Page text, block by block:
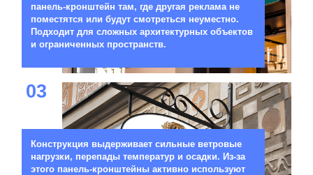
панель-кронштейн там, где другая реклама не
поместятся или будут смотреться неуместно.
Подходит для сложных архитектурных объектов
и ограниченных пространств.
03
Конструкция выдерживает сильные ветровые
нагрузки, перепады температур и осадки. Из-за
этого панель-кронштейны активно используют